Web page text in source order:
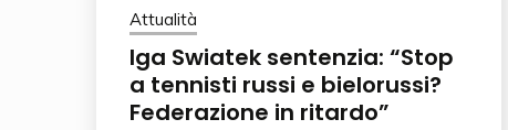
Attualità
Iga Swiatek sentenzia: “Stop
a tennisti russi e bielorussi?
Federazione in ritardo”